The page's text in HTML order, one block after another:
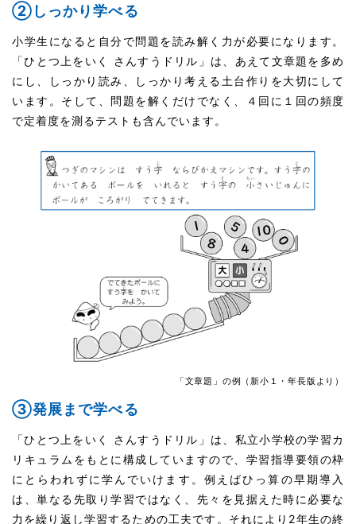
②しっかり学べる
小学生になると自分で問題を読み解く力が必要になります。
「ひとつ上をいく さんすうドリル」は、あえて文章題を多め
にし、しっかり読み、しっかり考える土台作りを大切にして
います。そして、問題を解くだけでなく、４回に１回の頻度
で定着度を測るテストも含んでいます。
「文章題」の例（新小１・年長版より）
③発展まで学べる
「ひとつ上をいく さんすうドリル」は、私立小学校の学習カ
リキュラムをもとに構成していますので、学習指導要領の枠
にとらわれずに学んでいけます。例えばひっ算の早期導入
は、単なる先取り学習ではなく、先々を見据えた時に必要な
力を繰り返し学習するための工夫です。それにより2年生の終